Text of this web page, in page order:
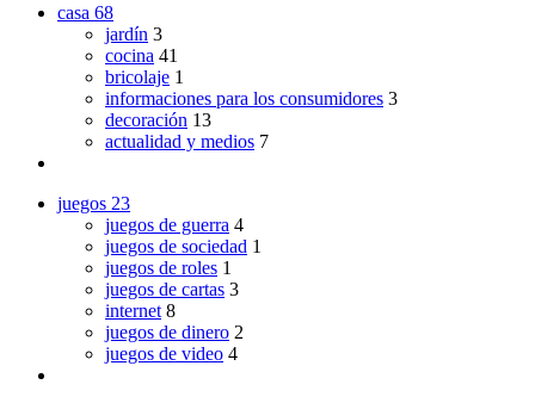
casa 68
jardín 3
cocina 41
bricolaje 1
informaciones para los consumidores 3
decoración 13
actualidad y medios 7
juegos 23
juegos de guerra 4
juegos de sociedad 1
juegos de roles 1
juegos de cartas 3
internet 8
juegos de dinero 2
juegos de video 4